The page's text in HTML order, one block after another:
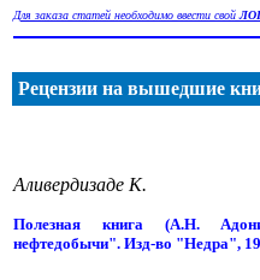
Для заказа статей необходимо ввести свой
Рецензии на вышедшие
Аливердизаде К.
Полезная книга (А.Н.
нефтедобычи". Изд-во "Недра",